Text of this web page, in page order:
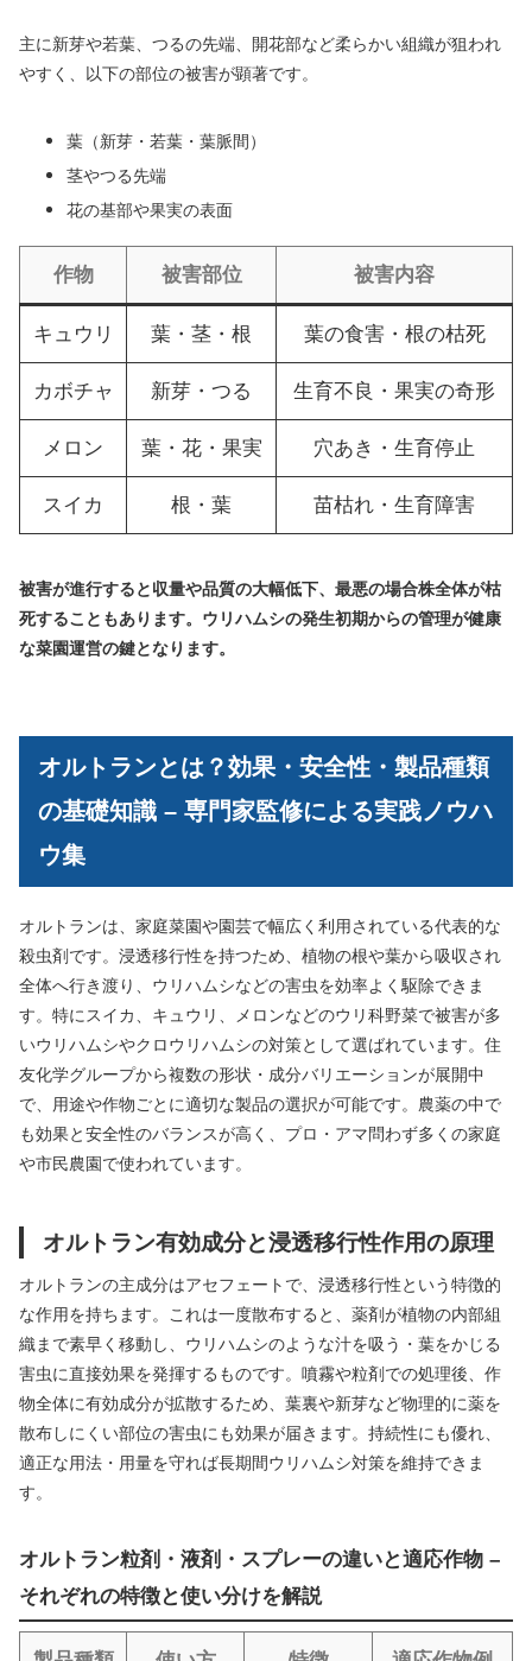
主に新芽や若葉、つるの先端、開花部など柔らかい組織が狙われ
やすく、以下の部位の被害が顕著です。
葉（新芽・若葉・葉脈間）
茎やつる先端
花の基部や果実の表面
作物 被害部位 被害内容
キュウリ 葉・茎・根 葉の食害・根の枯死
カボチャ 新芽・つる 生育不良・果実の奇形
メロン 葉・花・果実 穴あき・生育停止
スイカ 根・葉 苗枯れ・生育障害
被害が進行すると収量や品質の大幅低下、最悪の場合株全体が枯
死することもあります。ウリハムシの発生初期からの管理が健康
な菜園運営の鍵となります。
オルトランとは？効果・安全性・製品種類
の基礎知識 – 専門家監修による実践ノウハ
ウ集
オルトランは、家庭菜園や園芸で幅広く利用されている代表的な
殺虫剤です。浸透移行性を持つため、植物の根や葉から吸収され
全体へ行き渡り、ウリハムシなどの害虫を効率よく駆除できま
す。特にスイカ、キュウリ、メロンなどのウリ科野菜で被害が多
いウリハムシやクロウリハムシの対策として選ばれています。住
友化学グループから複数の形状・成分バリエーションが展開中
で、用途や作物ごとに適切な製品の選択が可能です。農薬の中で
も効果と安全性のバランスが高く、プロ・アマ問わず多くの家庭
や市民農園で使われています。
オルトラン有効成分と浸透移行性作用の原理
オルトランの主成分はアセフェートで、浸透移行性という特徴的
な作用を持ちます。これは一度散布すると、薬剤が植物の内部組
織まで素早く移動し、ウリハムシのような汁を吸う・葉をかじる
害虫に直接効果を発揮するものです。噴霧や粒剤での処理後、作
物全体に有効成分が拡散するため、葉裏や新芽など物理的に薬を
散布しにくい部位の害虫にも効果が届きます。持続性にも優れ、
適正な用法・用量を守れば長期間ウリハムシ対策を維持できま
す。
オルトラン粒剤・液剤・スプレーの違いと適応作物 –
それぞれの特徴と使い分けを解説